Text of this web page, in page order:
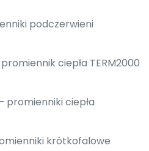
podczerwieni
ciepła TERM2000
promienniki ciepła
krótkofalowe